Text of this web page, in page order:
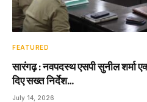
FEATURED
सारंगढ़ : नवपदस्थ एसपी सुनील शर्मा
दिए सख्त निर्देश…
July 14, 2026